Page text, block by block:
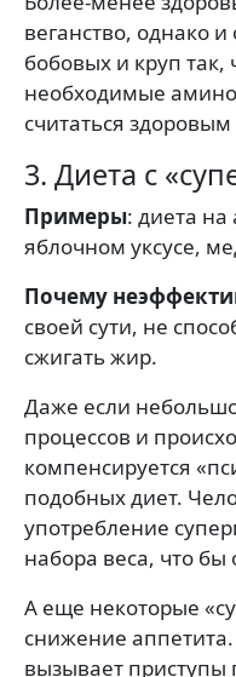
веганство, однако
бобовых и круп так,
необходимые
считаться
3. Диета с
Примеры: диета на
яблочном уксусе,
Почему
своей сути, не
сжигать жир.
Даже если
процессов и
компенсируется
подобных диет.
употребление
набора веса, что бы
А еще некоторые
снижение
вызывает